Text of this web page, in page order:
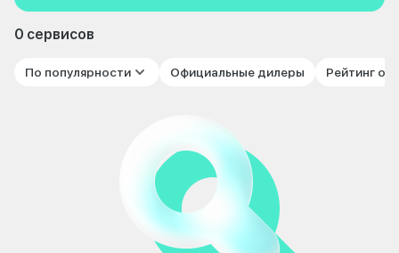
0 сервисов
По популярности Официальные дилеры Рейтинг